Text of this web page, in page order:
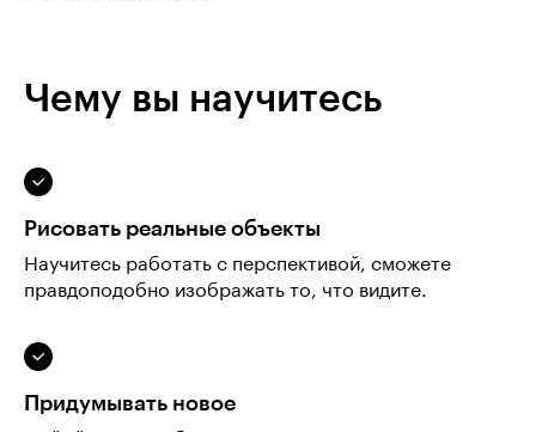
Чему вы научитесь
Рисовать реальные объекты
Научитесь работать с перспективой, сможете
правдоподобно изображать то, что видите.
Придумывать новое